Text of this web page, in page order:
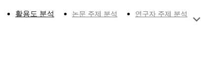
활용도 분석 논문 주제 분석 연구자 주제 분석